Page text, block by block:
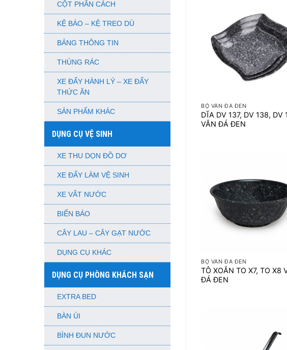
CỘT PHÂN CÁCH
KỆ BÁO – KỆ TREO DÙ
BẢNG THÔNG TIN
THÙNG RÁC
XE ĐẨY HÀNH LÝ – XE ĐẨY
THỨC ĂN
SẢN PHẨM KHÁC
DỤNG CỤ VỆ SINH
XE THU DỌN ĐỒ DƠ
XE ĐẨY LÀM VỆ SINH
XE VẮT NƯỚC
BIỂN BÁO
CÂY LAU – CÂY GẠT NƯỚC
DỤNG CỤ KHÁC
DỤNG CỤ PHÒNG KHÁCH SẠN
EXTRA BED
BÀN ỦI
BÌNH ĐUN NƯỚC
BỘ VÂN ĐÁ ĐEN
DĨA DV 137, DV 138, DV
VÂN ĐÁ ĐEN
BỘ VÂN ĐÁ ĐEN
TÔ XOẮN TO X7, TO X8
ĐÁ ĐEN